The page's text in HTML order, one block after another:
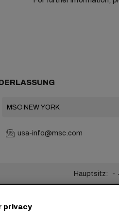
usa-info@msc.com
Hauptsitz:
privacy